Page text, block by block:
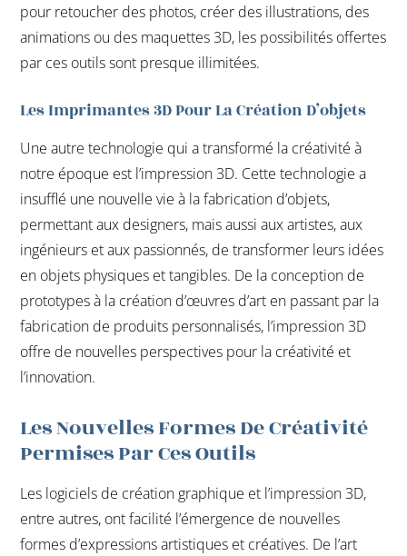
pour retoucher des photos, créer des illustrations, des
animations ou des maquettes 3D, les possibilités offertes
par ces outils sont presque illimitées.
Les Imprimantes 3D Pour La Création D’objets
Une autre technologie qui a transformé la créativité à
notre époque est l’impression 3D. Cette technologie a
insufflé une nouvelle vie à la fabrication d’objets,
permettant aux designers, mais aussi aux artistes, aux
ingénieurs et aux passionnés, de transformer leurs idées
en objets physiques et tangibles. De la conception de
prototypes à la création d’œuvres d’art en passant par la
fabrication de produits personnalisés, l’impression 3D
offre de nouvelles perspectives pour la créativité et
l’innovation.
Les Nouvelles Formes De Créativité
Permises Par Ces Outils
Les logiciels de création graphique et l’impression 3D,
entre autres, ont facilité l’émergence de nouvelles
formes d’expressions artistiques et créatives. De l’art